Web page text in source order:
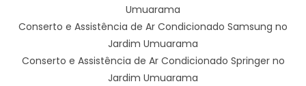
Umuarama
Conserto e Assistência de Ar Condicionado Samsung no
Jardim Umuarama
Conserto e Assistência de Ar Condicionado Springer no
Jardim Umuarama